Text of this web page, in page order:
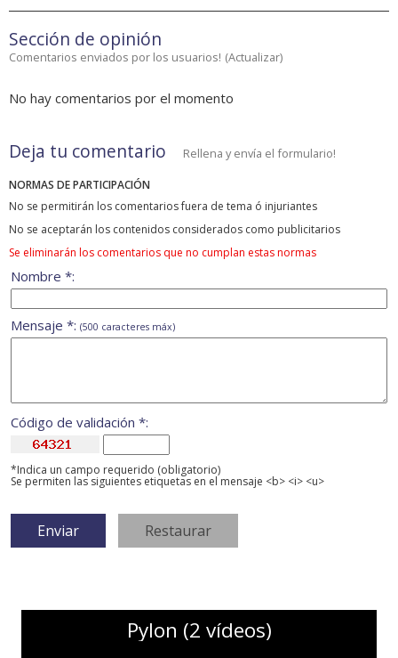
Sección de opinión
Comentarios enviados por los usuarios! (Actualizar)
No hay comentarios por el momento
Deja tu comentario Rellena y envía el formulario!
NORMAS DE PARTICIPACIÓN
No se permitirán los comentarios fuera de tema ó injuriantes
No se aceptarán los contenidos considerados como publicitarios
Se eliminarán los comentarios que no cumplan estas normas
Nombre *:
Mensaje *: (500 caracteres máx)
Código de validación *:
*Indica un campo requerido (obligatorio)
Se permiten las siguientes etiquetas en el mensaje <b> <i> <u>
Pylon (2 vídeos)